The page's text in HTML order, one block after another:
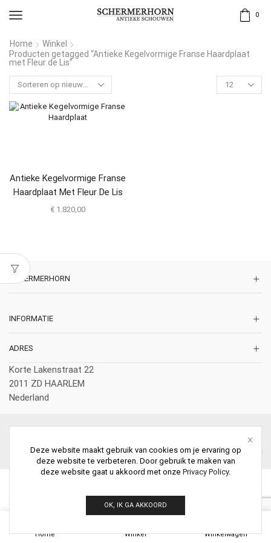
0
Home
Winkel
Producten getagged “Antieke Kegelvormige Franse Haardplaat
met Fleur de Lis”
Antieke Kegelvormige Franse
Haardplaat Met Fleur De Lis
€ 1.820,00
SCHERMERHORN
INFORMATIE
ADRES
Korte Lakenstraat 22
2011 ZD HAARLEM
Nederland
Home Winkel Winkelwagen
Deze website maakt gebruik van cookies om je ervaring op
deze website te verbeteren. Door gebruik te maken van
deze website gaat u akkoord met onze Privacy Policy.
OK, IK GA AKKOORD